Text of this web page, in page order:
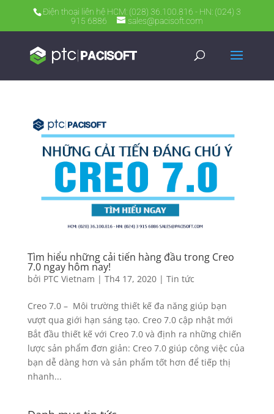
Điện thoại liên hệ HCM: (028) 36.100.816 - HN: (024) 3
915 6886
sales@pacisoft.com
Tìm hiểu những cải tiến hàng đầu trong Creo
7.0 ngay hôm nay!
bởi PTC Vietnam | Th4 17, 2020| Tin tức
Creo 7.0 – Môi trường thiết kế đa năng giúp bạn
vượt qua giới hạn sáng tạo. Creo 7.0 cập nhật mới
Bắt đầu thiết kế với Creo 7.0 và định ra những chiến
lược sản phẩm đơn giản: Creo 7.0 giúp công việc của
bạn dễ dàng hơn và sản phẩm tốt hơn để tiếp thị
nhanh...